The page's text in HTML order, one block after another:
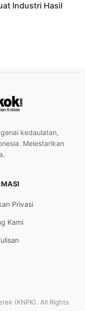
Industri Hasil
kedaulatan,
Melestarikan
Privasi
Kami
(KNPK). All Rights